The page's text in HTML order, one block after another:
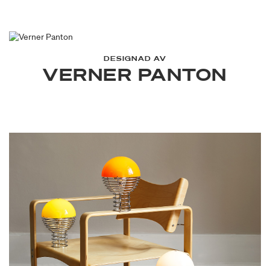
DESIGNAD AV
VERNER PANTON